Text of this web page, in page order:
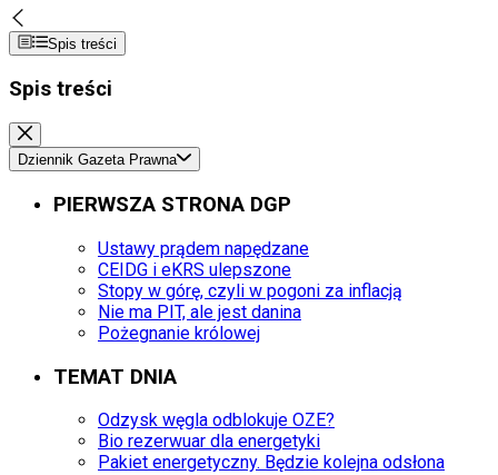
Spis treści
Spis treści
Dziennik Gazeta Prawna
PIERWSZA STRONA DGP
Ustawy prądem napędzane
CEIDG i eKRS ulepszone
Stopy w górę, czyli w pogoni za inflacją
Nie ma PIT, ale jest danina
Pożegnanie królowej
TEMAT DNIA
Odzysk węgla odblokuje OZE?
Bio rezerwuar dla energetyki
Pakiet energetyczny. Będzie kolejna odsłona